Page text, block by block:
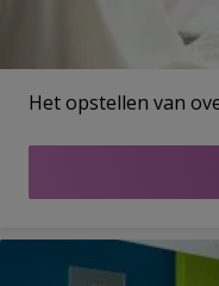
Het opstellen van